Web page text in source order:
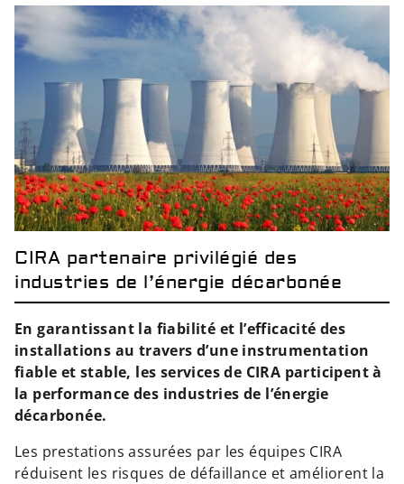
CIRA partenaire privilégié des
industries de l’énergie décarbonée
En garantissant la fiabilité et l’efficacité des
installations au travers d’une instrumentation
fiable et stable, les services de CIRA participent à
la performance des industries de l’énergie
décarbonée.
Les prestations assurées par les équipes CIRA
réduisent les risques de défaillance et améliorent la